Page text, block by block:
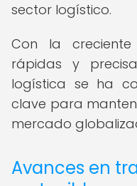
sector logístico.
Con la
rápidas y
logística se ha
clave para
mercado
Avances en